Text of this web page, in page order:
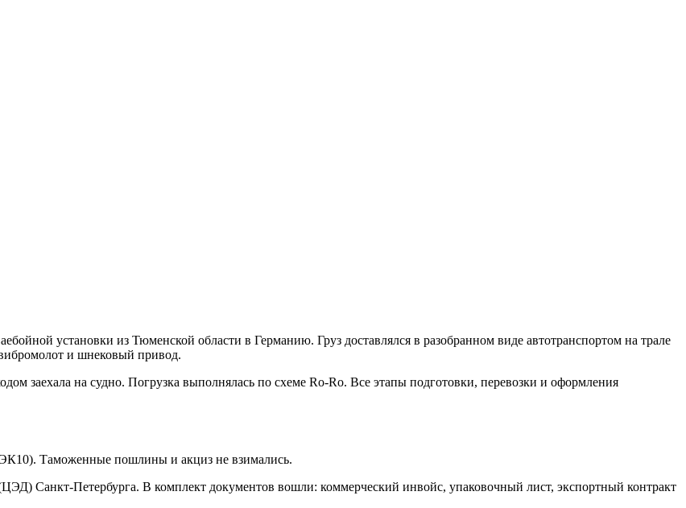
установки из Тюменской области в Германию. Груз доставлялся в разобранном виде автотранспортом на трале
и шнековый привод.
заехала на судно. Погрузка выполнялась по схеме Ro-Ro. Все этапы подготовки, перевозки и оформления
Таможенные пошлины и акциз не взимались.
Санкт-Петербурга. В комплект документов вошли: коммерческий инвойс, упаковочный лист, экспортный контракт